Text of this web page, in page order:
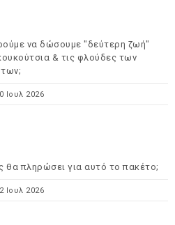
να δώσουμε "δεύτερη ζωή"
& τις φλούδες των
Ιουλ 2026
θα πληρώσει για αυτό το πακέτο;
Ιουλ 2026